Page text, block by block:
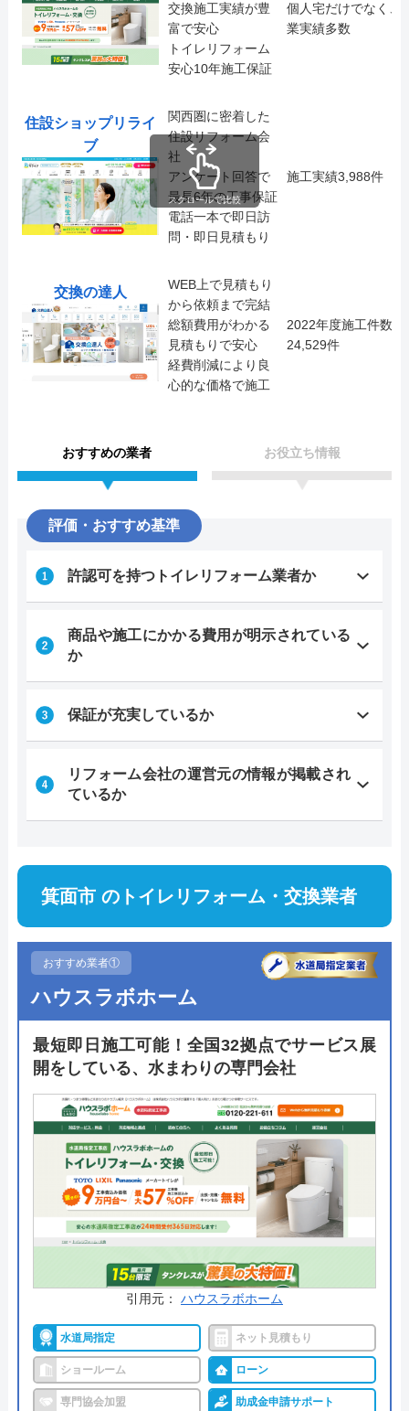
交換施工実績が豊
富で安心
トイレリフォーム
安心10年施工保証
個人宅だけでなく、
業実績多数
住設ショップリライ
ブ
関西圏に密着した
住設リフォーム会
社
アンケート回答で
最長6年の工事保証
電話一本で即日訪
問・即日見積もり
施工実績3,988件
交換の達人
WEB上で見積もり
から依頼まで完結
総額費用がわかる
見積もりで安心
経費削減により良
心的な価格で施工
2022年度施工件数
24,529件
スクロールで比較
おすすめの業者 お役立ち情報
評価・おすすめ基準
許認可を持つトイレリフォーム業者か
商品や施工にかかる費用が明示されている
か
保証が充実しているか
リフォーム会社の運営元の情報が掲載され
ているか
箕面市 のトイレリフォーム・交換業者
おすすめ業者①
ハウスラボホーム
最短即日施工可能！全国32拠点でサービス展
開をしている、水まわりの専門会社
引用元： ハウスラボホーム
水道局指定 ネット見積もり
ショールーム ローン
専門協会加盟 助成金申請サポート